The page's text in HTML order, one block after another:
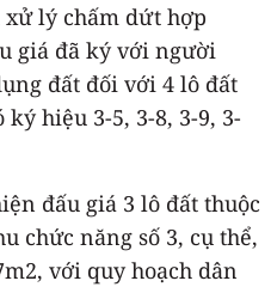
xử lý chấm dứt hợp
giá đã ký với người
đất đối với 4 lô đất
hiệu 3-5, 3-8, 3-9, 3-
đấu giá 3 lô đất thuộc
chức năng số 3, cụ thể,
với quy hoạch dân